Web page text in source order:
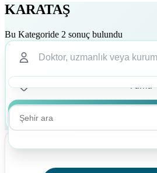
KARATAŞ
Bu Kategoride 2 sonuç bulundu